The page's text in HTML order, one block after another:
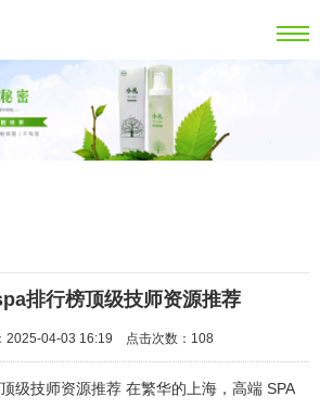
排行榜顶级技师资源推荐‌
2025-04-03 16:19 点击次数：108
级技师资源推荐 在繁华的上海，高端 SPA